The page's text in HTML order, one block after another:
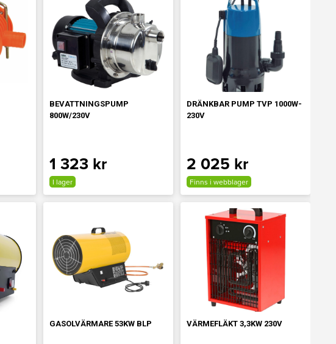
BEVATTNINGSPUMP
800W/230V
1 323 kr
I lager
DRÄNKBAR PUMP TVP 1000W-
230V
2 025 kr
Finns i webblager
GASOLVÄRMARE 53KW BLP VÄRMEFLÄKT 3,3KW 230V